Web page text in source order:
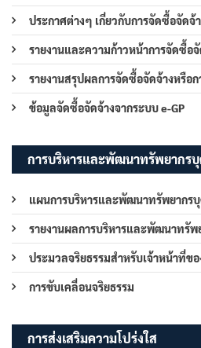
ประกาศต่างๆ เกี่ยวกับการจัดซื้อจัดจ้
รายงานและความก้าวหน้าการจัดซื้อ
รายงานสรุปผลการจัดซื้อจัดจ้างหรือ
ข้อมูลจัดซื้อจัดจ้างจากระบบ e-GP
การบริหารและพัฒนาทรัพยากร
แผนการบริหารและพัฒนาทรัพยากร
รายงานผลการบริหารและพัฒนาทรั
ประมวลจริยธรรมสำหรับเจ้าหน้าที่ขอ
การขับเคลื่อนจริยธรรม
การส่งเสริมความโปร่งใส